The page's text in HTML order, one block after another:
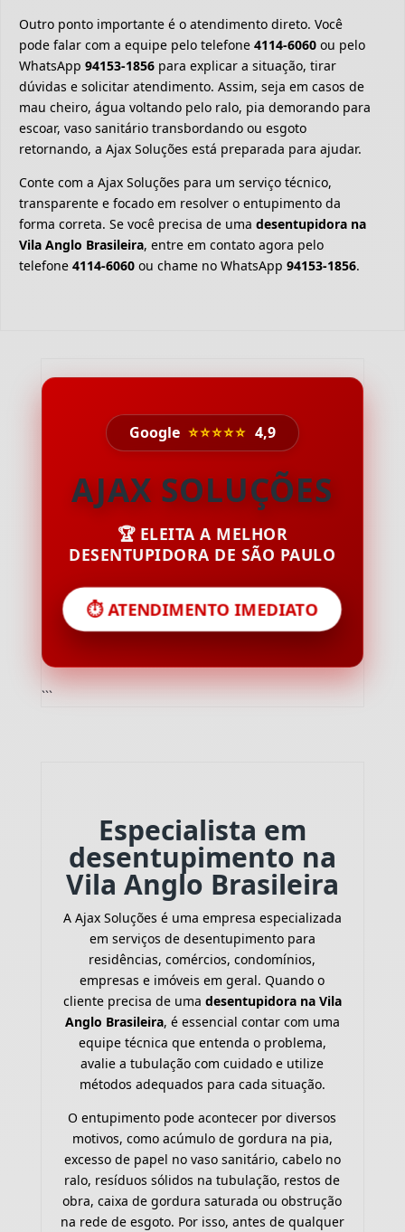
Outro ponto importante é o atendimento direto. Você
pode falar com a equipe pelo telefone 4114-6060 ou pelo
WhatsApp 94153-1856 para explicar a situação, tirar
dúvidas e solicitar atendimento. Assim, seja em casos de
mau cheiro, água voltando pelo ralo, pia demorando para
escoar, vaso sanitário transbordando ou esgoto
retornando, a Ajax Soluções está preparada para ajudar.
Conte com a Ajax Soluções para um serviço técnico,
transparente e focado em resolver o entupimento da
forma correta. Se você precisa de uma desentupidora na
Vila Anglo Brasileira, entre em contato agora pelo
telefone 4114-6060 ou chame no WhatsApp 94153-1856.
Google ⭐⭐⭐⭐⭐ 4,9
AJAX SOLUÇÕES
🏆 ELEITA A MELHOR
DESENTUPIDORA DE SÃO PAULO
⏱️ ATENDIMENTO IMEDIATO
```
Especialista em
desentupimento na
Vila Anglo Brasileira
A Ajax Soluções é uma empresa especializada
em serviços de desentupimento para
residências, comércios, condomínios,
empresas e imóveis em geral. Quando o
cliente precisa de uma desentupidora na Vila
Anglo Brasileira, é essencial contar com uma
equipe técnica que entenda o problema,
avalie a tubulação com cuidado e utilize
métodos adequados para cada situação.
O entupimento pode acontecer por diversos
motivos, como acúmulo de gordura na pia,
excesso de papel no vaso sanitário, cabelo no
ralo, resíduos sólidos na tubulação, restos de
obra, caixa de gordura saturada ou obstrução
na rede de esgoto. Por isso, antes de qualquer